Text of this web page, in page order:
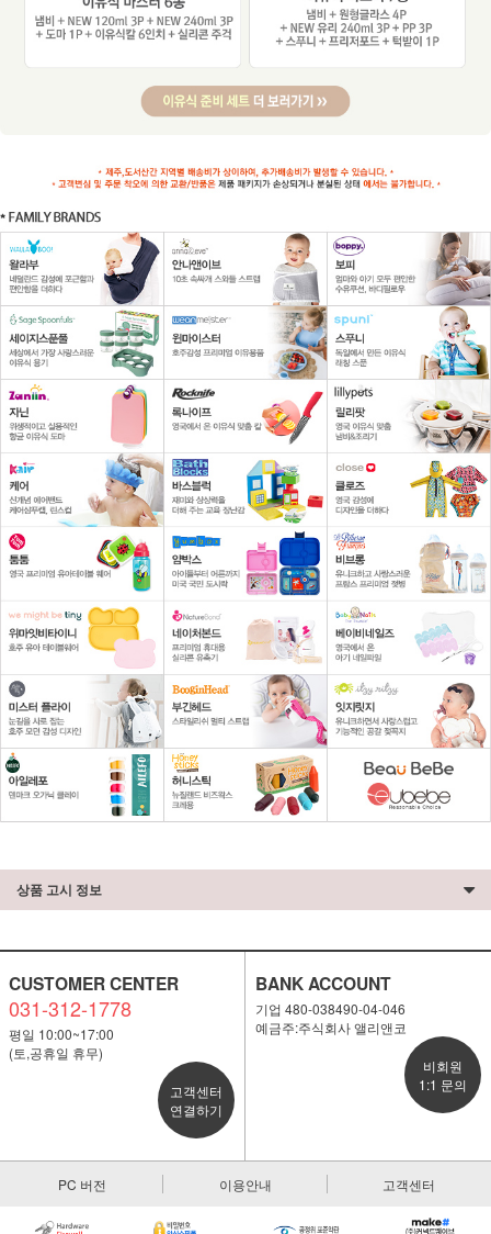
상품 고시 정보
CUSTOMER CENTER
031-312-1778
평일 10:00~17:00
(토,공휴일 휴무)
고객센터
연결하기
BANK ACCOUNT
기업 480-038490-04-046
예금주:주식회사 앨리앤코
비회원
1:1 문의
PC 버전 이용안내 고객센터